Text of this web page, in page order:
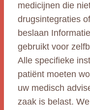
medicijnen die
drugsintegraties
beslaan
gebruikt voor
Alle specifieke
patiënt moeten
uw medisch
zaak is belast.